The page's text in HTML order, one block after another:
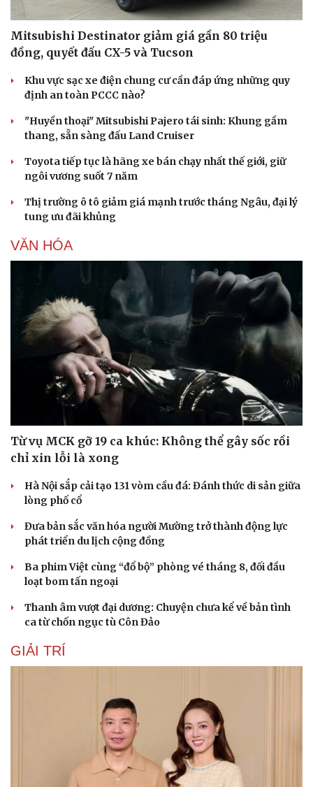
Đọc truyện đêm khuya
Cửa sổ tình yêu
Kể chuyện cho bé
Hạt giống tâm hồn
Mitsubishi Destinator giảm giá gần 80 triệu
đồng, quyết đấu CX-5 và Tucson
Khu vực sạc xe điện chung cư cần đáp ứng những quy
định an toàn PCCC nào?
"Huyền thoại" Mitsubishi Pajero tái sinh: Khung gầm
thang, sẵn sàng đấu Land Cruiser
Toyota tiếp tục là hãng xe bán chạy nhất thế giới, giữ
ngôi vương suốt 7 năm
Thị trường ô tô giảm giá mạnh trước tháng Ngâu, đại lý
tung ưu đãi khủng
VĂN HÓA
Từ vụ MCK gỡ 19 ca khúc: Không thể gây sốc rồi
chỉ xin lỗi là xong
Hà Nội sắp cải tạo 131 vòm cầu đá: Đánh thức di sản giữa
lòng phố cổ
Đưa bản sắc văn hóa người Mường trở thành động lực
phát triển du lịch cộng đồng
Ba phim Việt cùng “đổ bộ” phòng vé tháng 8, đối đầu
loạt bom tấn ngoại
Thanh âm vượt đại dương: Chuyện chưa kể về bản tình
ca từ chốn ngục tù Côn Đảo
GIẢI TRÍ